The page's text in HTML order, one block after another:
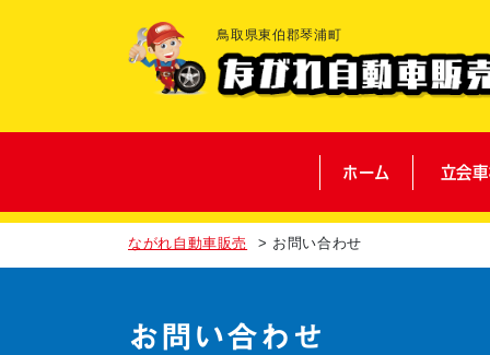
鳥取県東伯郡琴浦町
ホーム 立会
ながれ自動車販売 > お問い合わせ
お問い合わせ